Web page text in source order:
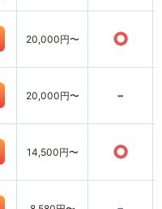
20,000円〜 ○
20,000円〜 -
14,500円〜 ○